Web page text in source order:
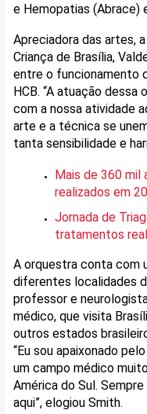
e Hemopatias (Abrace)
Apreciadora das artes,
Criança de Brasília,
entre o funcionamento
HCB. “A atuação
com a nossa atividade
arte e a técnica se
tanta sensibilidade e
Mais de 360
realizados em
Jornada de
tratamentos
A orquestra conta com
diferentes localidades
professor e
médico, que visita
outros estados
“Eu sou apaixonado
um campo médico
América do Sul.
aqui”, elogiou Smith.